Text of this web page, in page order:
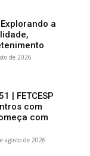
a
de 2026
| FETCESP
com
com
agosto de 2026